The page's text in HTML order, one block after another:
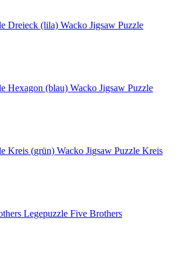
Wacko Jigsaw Puzzle
Wacko Jigsaw Puzzle
Wacko Jigsaw Puzzle Kreis
Legepuzzle Five Brothers